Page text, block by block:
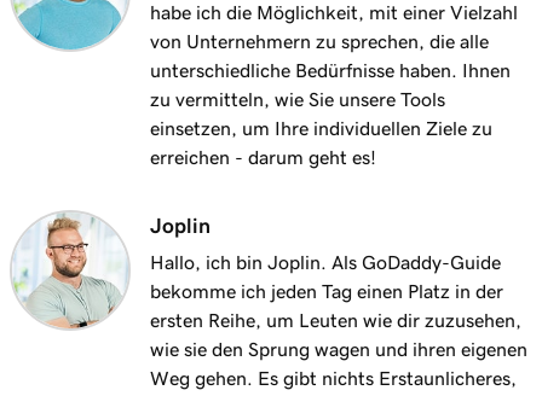
habe ich die Möglichkeit, mit einer Vielzahl
von Unternehmern zu sprechen, die alle
unterschiedliche Bedürfnisse haben. Ihnen
zu vermitteln, wie Sie unsere Tools
einsetzen, um Ihre individuellen Ziele zu
erreichen - darum geht es!
Joplin
Hallo, ich bin Joplin. Als GoDaddy-Guide
bekomme ich jeden Tag einen Platz in der
ersten Reihe, um Leuten wie dir zuzusehen,
wie sie den Sprung wagen und ihren eigenen
Weg gehen. Es gibt nichts Erstaunlicheres,